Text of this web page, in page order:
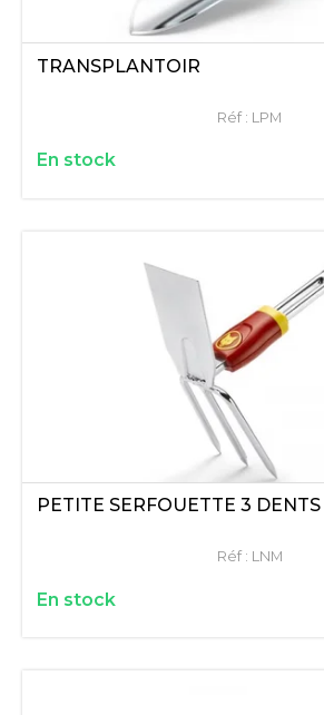
TRANSPLANTOIR
Réf : LPM
En stock
PETITE SERFOUETTE 3 DENTS
Réf : LNM
En stock